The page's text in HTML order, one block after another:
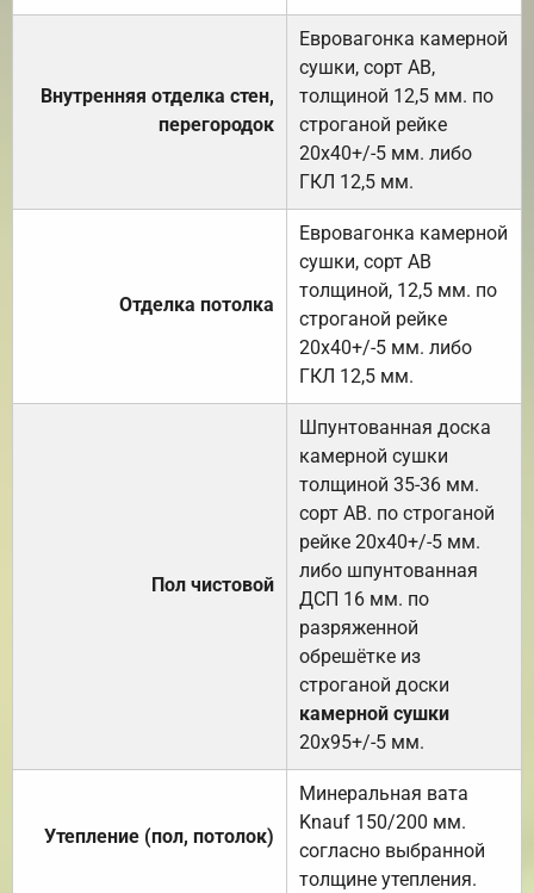
Внутренняя отделка стен,
перегородок
Евровагонка камерной
сушки, сорт АВ,
толщиной 12,5 мм. по
строганой рейке
20х40+/-5 мм. либо
ГКЛ 12,5 мм.
Отделка потолка
Евровагонка камерной
сушки, сорт АВ
толщиной, 12,5 мм. по
строганой рейке
20х40+/-5 мм. либо
ГКЛ 12,5 мм.
Пол чистовой
Шпунтованная доска
камерной сушки
толщиной 35-36 мм.
сорт АВ. по строганой
рейке 20х40+/-5 мм.
либо шпунтованная
ДСП 16 мм. по
разряженной
обрешётке из
строганой доски
камерной сушки
20х95+/-5 мм.
Утепление (пол, потолок)
Минеральная вата
Knauf 150/200 мм.
согласно выбранной
толщине утепления.